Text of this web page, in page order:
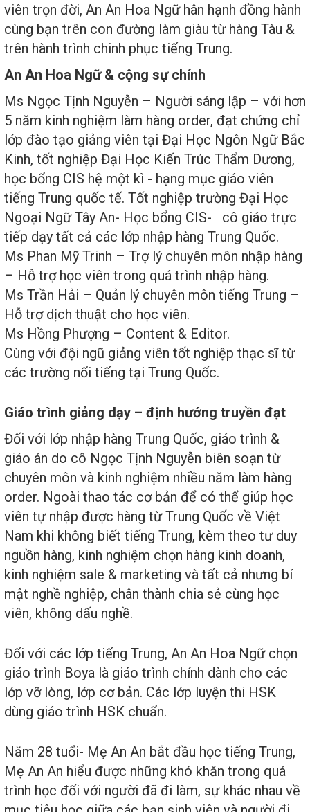
viên trọn đời, An An Hoa Ngữ hân hạnh đồng hành
cùng bạn trên con đường làm giàu từ hàng Tàu &
trên hành trình chinh phục tiếng Trung.
An An Hoa Ngữ & cộng sự chính
Ms Ngọc Tịnh Nguyễn – Người sáng lập – với hơn
5 năm kinh nghiệm làm hàng order, đạt chứng chỉ
lớp đào tạo giảng viên tại Đại Học Ngôn Ngữ Bắc
Kinh, tốt nghiệp Đại Học Kiến Trúc Thẩm Dương,
học bổng CIS hệ một kì - hạng mục giáo viên
tiếng Trung quốc tế. Tốt nghiệp trường Đại Học
Ngoại Ngữ Tây An- Học bổng CIS- cô giáo trực
tiếp dạy tất cả các lớp nhập hàng Trung Quốc.
Ms Phan Mỹ Trinh – Trợ lý chuyên môn nhập hàng
– Hỗ trợ học viên trong quá trình nhập hàng.
Ms Trần Hải – Quản lý chuyên môn tiếng Trung –
Hỗ trợ dịch thuật cho học viên.
Ms Hồng Phượng – Content & Editor.
Cùng với đội ngũ giảng viên tốt nghiệp thạc sĩ từ
các trường nổi tiếng tại Trung Quốc.
Giáo trình giảng dạy – định hướng truyền đạt
Đối với lớp nhập hàng Trung Quốc, giáo trình &
giáo án do cô Ngọc Tịnh Nguyễn biên soạn từ
chuyên môn và kinh nghiệm nhiều năm làm hàng
order. Ngoài thao tác cơ bản để có thể giúp học
viên tự nhập được hàng từ Trung Quốc về Việt
Nam khi không biết tiếng Trung, kèm theo tư duy
nguồn hàng, kinh nghiệm chọn hàng kinh doanh,
kinh nghiệm sale & marketing và tất cả nhưng bí
mật nghề nghiệp, chân thành chia sẻ cùng học
viên, không dấu nghề.
Đối với các lớp tiếng Trung, An An Hoa Ngữ chọn
giáo trình Boya là giáo trình chính dành cho các
lớp vỡ lòng, lớp cơ bản. Các lớp luyện thi HSK
dùng giáo trình HSK chuẩn.
Năm 28 tuổi- Mẹ An An bắt đầu học tiếng Trung,
Mẹ An An hiểu được những khó khăn trong quá
trình học đối với người đã đi làm, sự khác nhau về